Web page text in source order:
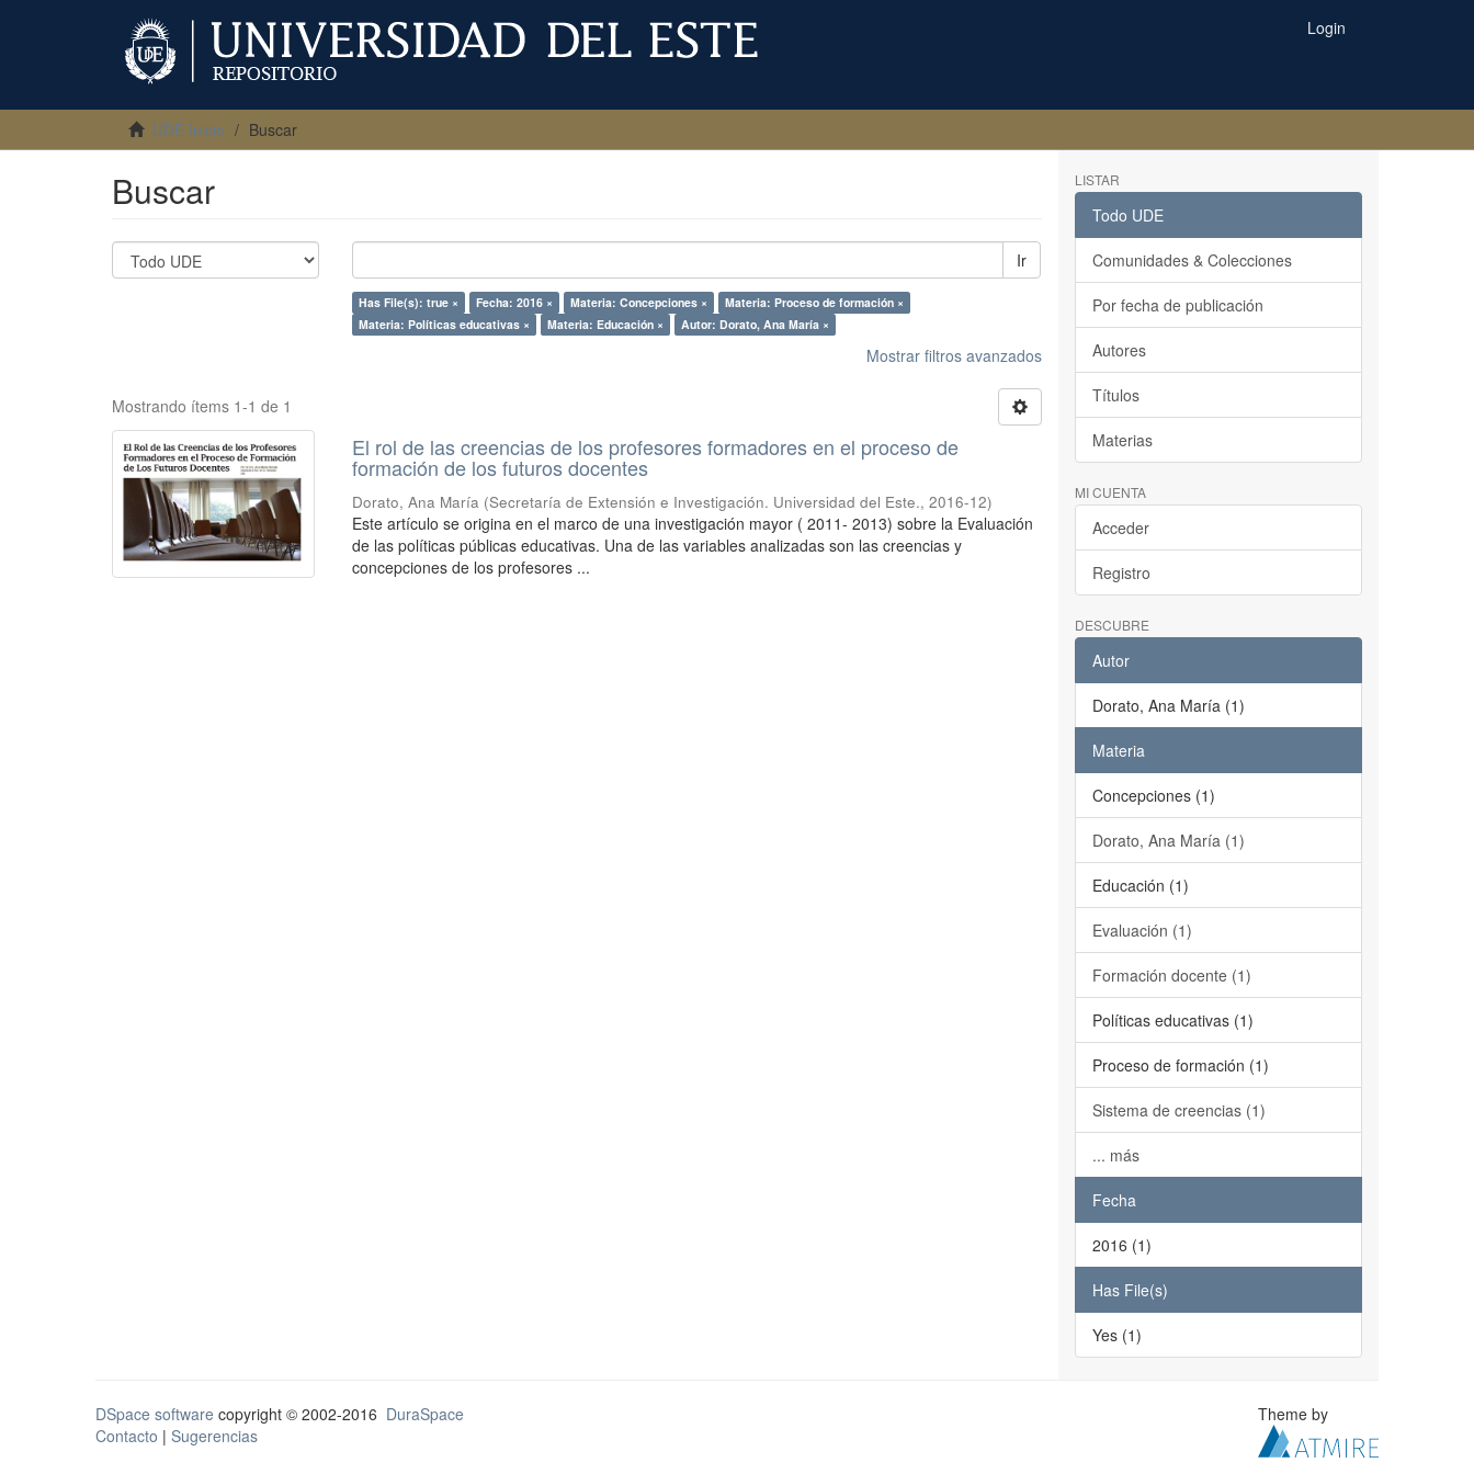
Login
UDE Inicio Buscar
Buscar
Ir
Has File(s): true × Fecha: 2016 × Materia: Concepciones ×
Materia: Proceso de formación ×
Materia: Políticas educativas ×
Materia: Educación × Autor: Dorato, Ana María ×
Mostrar filtros avanzados
Mostrando ítems 1-1 de 1
El rol de las creencias de los profesores formadores en el proceso de
formación de los futuros docentes
Dorato, Ana María (Secretaría de Extensión e Investigación. Universidad del Este.,2016-12)
Este artículo se origina en el marco de una investigación mayor ( 2011- 2013) sobre la Evaluación
de las políticas públicas educativas. Una de las variables analizadas son las creencias y
concepciones de los profesores ...
LISTAR
Todo UDE
Comunidades & Colecciones
Por fecha de publicación
Autores
Títulos
Materias
MI CUENTA
Acceder
Registro
DESCUBRE
Autor
Dorato, Ana María (1)
Materia
Concepciones (1)
Dorato, Ana María (1)
Educación (1)
Evaluación (1)
Formación docente (1)
Políticas educativas (1)
Proceso de formación (1)
Sistema de creencias (1)
... más
Fecha
2016 (1)
Has File(s)
Yes (1)
DSpace software copyright © 2002-2016 DuraSpace
Contacto | Sugerencias
Theme by